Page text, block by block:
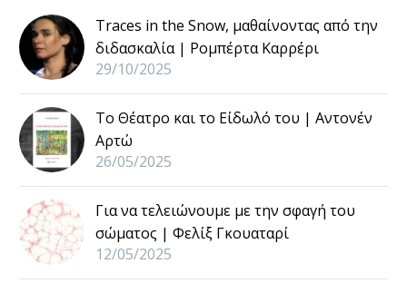
Traces in the Snow, μαθαίνοντας από την
διδασκαλία | Ρομπέρτα Καρρέρι
29/10/2025
Το Θέατρο και το Είδωλό του | Αντονέν
Αρτώ
26/05/2025
Για να τελειώνουμε με την σφαγή του
σώματος | Φελίξ Γκουαταρί
12/05/2025